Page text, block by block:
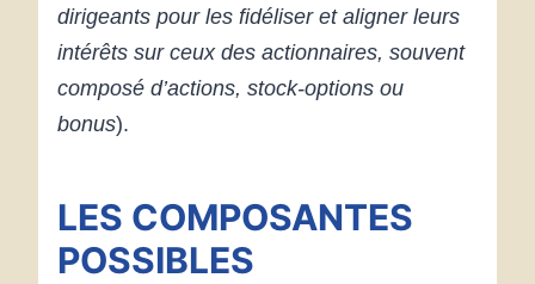
dirigeants pour les fidéliser et aligner leurs
intérêts sur ceux des actionnaires, souvent
composé d’actions, stock-options ou
bonus).
LES COMPOSANTES
POSSIBLES